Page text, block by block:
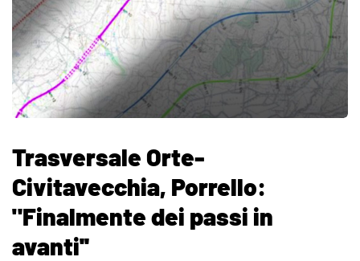
Trasversale Orte-
Civitavecchia, Porrello:
"Finalmente dei passi in
avanti''